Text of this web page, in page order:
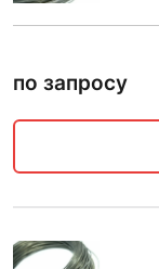
по запросу